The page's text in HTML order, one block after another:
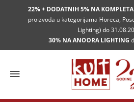
22% + DODATNIH 5% NA
proizvoda u kategorijama Horeca,
Lighting) do
30% NA ANOORA LIGHTING